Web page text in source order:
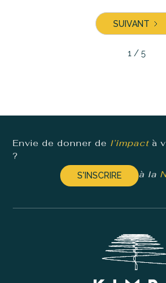
SUIVANT
1 / 5
Envie de donner de l’impact à
?
S'INSCRIRE à la